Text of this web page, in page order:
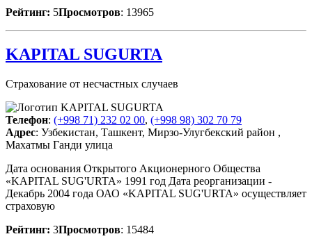
Рейтинг: 5Просмотров: 13965
KAPITAL SUGURTA
Страхование от несчастных случаев
Телефон: (+998 71) 232 02 00, (+998 98) 302 70 79
Адрес: Узбекистан, Ташкент, Мирзо-Улугбекский район ,
Махатмы Ганди улица
Дата основания Открытого Акционерного Общества
«KAPITAL SUG'URTA» 1991 год Дата реорганизации -
Декабрь 2004 года ОАО «KAPITAL SUG'URTA» осуществляет
страховую
Рейтинг: 3Просмотров: 15484